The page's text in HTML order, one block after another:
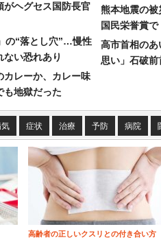
ヘグセス国防長官
の“落とし穴”…慢性
い恐れあり
カレーか、カレー味
地獄だった
熊本地震の
国民栄誉賞
高市首相の
思い」石破
症状 治療 予防 病院
高齢者の正しいクスリとの付き合い方